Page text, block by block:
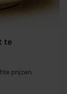
te
prijzen